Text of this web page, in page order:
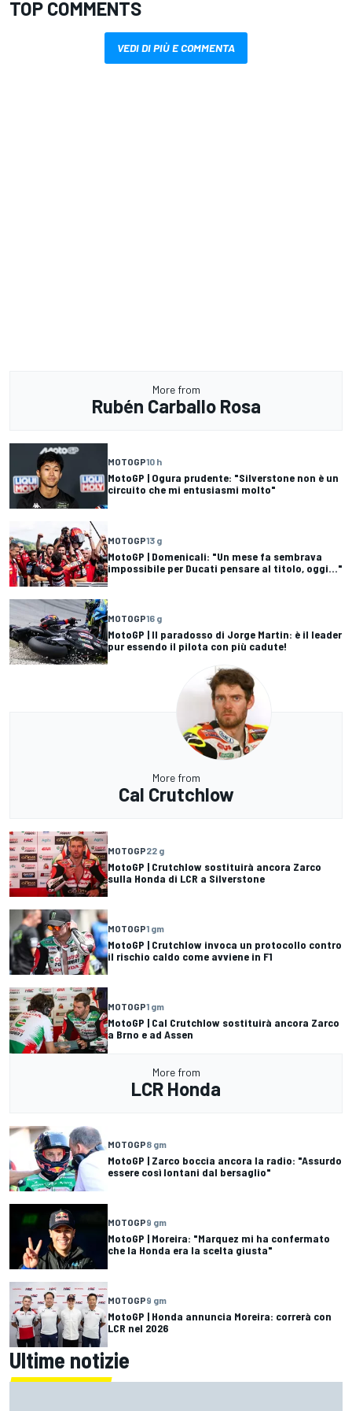
TOP COMMENTS
VEDI DI PIÙ E COMMENTA
More from
Rubén Carballo Rosa
MOTOGP10 h
MotoGP | Ogura prudente: "Silverstone non è un
circuito che mi entusiasmi molto"
MOTOGP13 g
MotoGP | Domenicali: "Un mese fa sembrava
impossibile per Ducati pensare al titolo, oggi..."
MOTOGP16 g
MotoGP | Il paradosso di Jorge Martin: è il leader
pur essendo il pilota con più cadute!
More from
Cal Crutchlow
MOTOGP22 g
MotoGP | Crutchlow sostituirà ancora Zarco
sulla Honda di LCR a Silverstone
MOTOGP1 gm
MotoGP | Crutchlow invoca un protocollo contro
il rischio caldo come avviene in F1
MOTOGP1 gm
MotoGP | Cal Crutchlow sostituirà ancora Zarco
a Brno e ad Assen
More from
LCR Honda
MOTOGP8 gm
MotoGP | Zarco boccia ancora la radio: "Assurdo
essere così lontani dal bersaglio"
MOTOGP9 gm
MotoGP | Moreira: "Marquez mi ha confermato
che la Honda era la scelta giusta"
MOTOGP9 gm
MotoGP | Honda annuncia Moreira: correrà con
LCR nel 2026
Ultime notizie